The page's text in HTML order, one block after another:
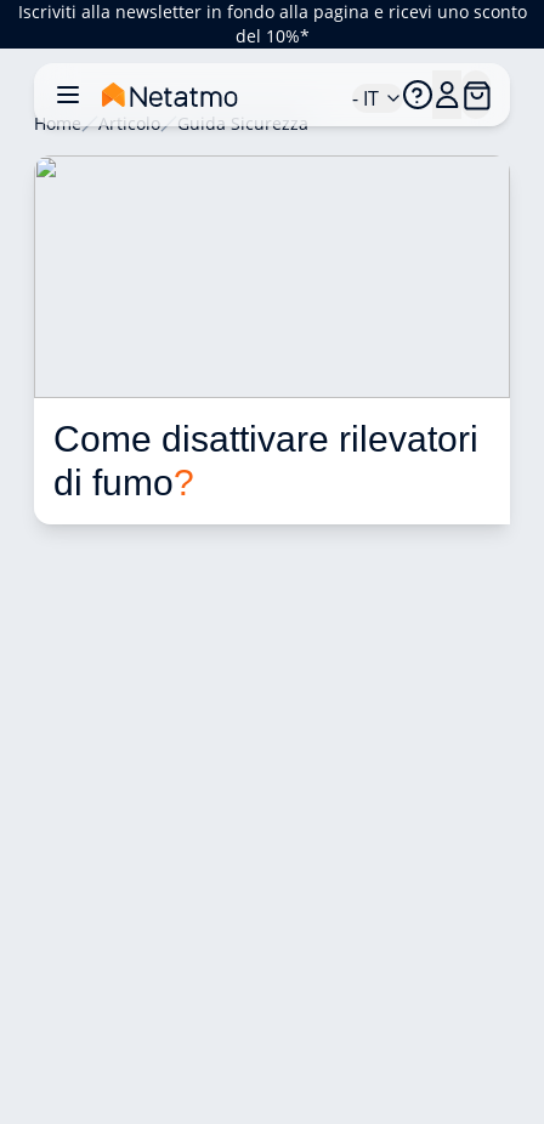
Iscriviti alla newsletter in fondo alla pagina e ricevi uno sconto
del 10%*
- IT
Home Articolo Guida Sicurezza
Come disattivare rilevatori
di fumo?